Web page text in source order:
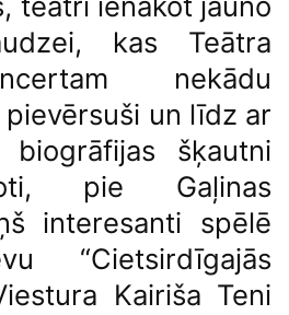
kas Teātra
nekādu
un līdz ar
šķautni
pie Gaļinas
interesanti spēlē
“Cietsirdīgajās
Kairiša Teni